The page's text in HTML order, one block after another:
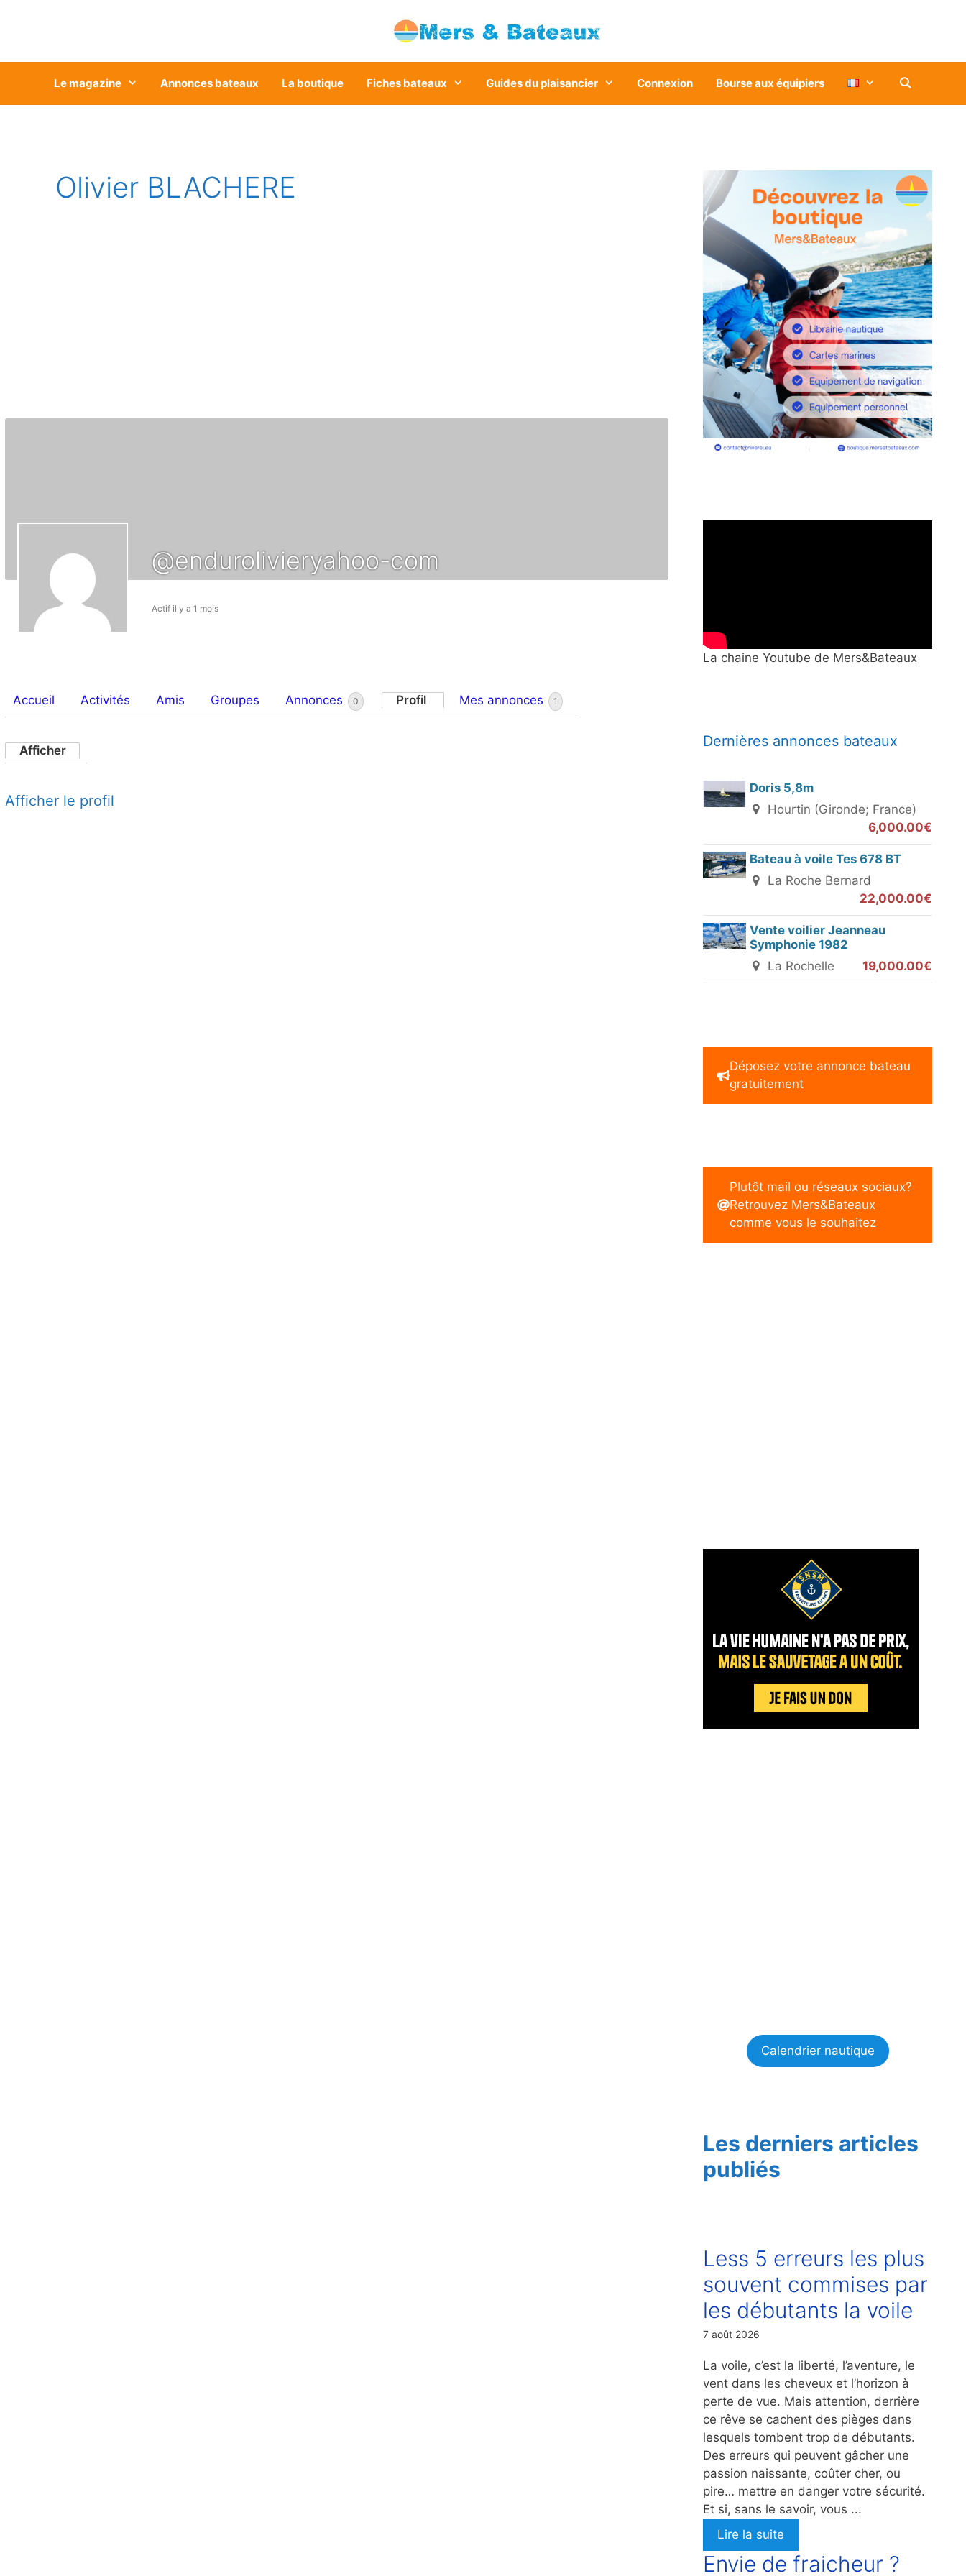
Le magazine Annonces bateaux La boutique Fiches bateaux Guides du plaisancier Connexion Bourse aux équipiers
Olivier BLACHERE
@endurolivieryahoo-com
Actif il y a 1 mois
Accueil Activités Amis Groupes Annonces 0 Profil Mes annonces 1
Afficher
Afficher le profil
La chaine Youtube de Mers&Bateaux
Dernières annonces bateaux
Doris 5,8m
Hourtin (Gironde; France)
6,000.00€
Bateau à voile Tes 678 BT
La Roche Bernard
22,000.00€
Vente voilier Jeanneau
Symphonie 1982
La Rochelle
19,000.00€
Déposez votre annonce bateau
gratuitement
Plutôt mail ou réseaux sociaux?
Retrouvez Mers&Bateaux
comme vous le souhaitez
Calendrier nautique
Les derniers articles
publiés
Less 5 erreurs les plus
souvent commises par
les débutants la voile
7 août 2026
La voile, c’est la liberté, l’aventure, le
vent dans les cheveux et l’horizon à
perte de vue. Mais attention, derrière
ce rêve se cachent des pièges dans
lesquels tombent trop de débutants.
Des erreurs qui peuvent gâcher une
passion naissante, coûter cher, ou
pire… mettre en danger votre sécurité.
Et si, sans le savoir, vous ...
Lire la suite
Envie de fraicheur ?